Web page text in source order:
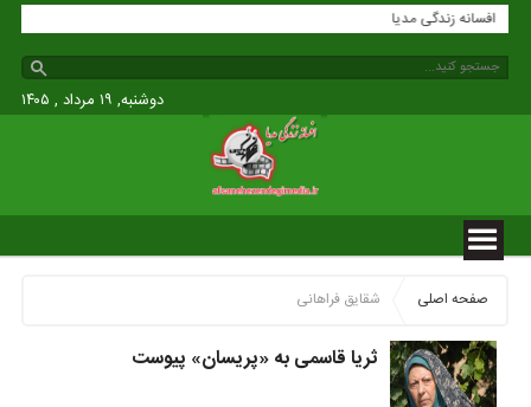
افسانه زندگی مدیا
دوشنبه, ۱۹ مرداد , ۱۴۰۵
صفحه اصلی شقایق فراهانی
ثریا قاسمی به «پریسان» پیوست